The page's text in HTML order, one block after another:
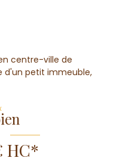
centre-ville de
d'un petit immeuble,
HC*